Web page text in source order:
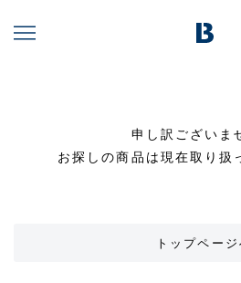
申し訳ございま
お探しの商品は現在取り扱
トップページ